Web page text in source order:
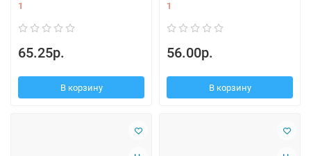
1
65.25р.
В корзину
1
56.00р.
В корзину